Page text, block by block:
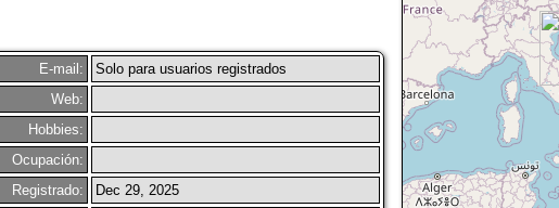
E-mail:
Solo para usuarios registrados
Web:
Hobbies:
Ocupación:
Registrado:
Dec 29, 2025